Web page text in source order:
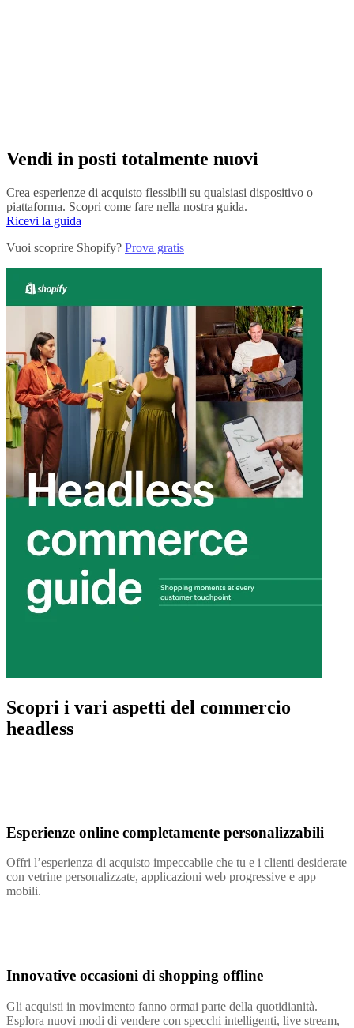
Vendi in posti totalmente nuovi
Crea esperienze di acquisto flessibili su qualsiasi dispositivo o
piattaforma. Scopri come fare nella nostra guida.
Ricevi la guida
Vuoi scoprire Shopify? Prova gratis
Scopri i vari aspetti del commercio
headless
Esperienze online completamente personalizzabili
Offri l’esperienza di acquisto impeccabile che tu e i clienti desiderate
con vetrine personalizzate, applicazioni web progressive e app
mobili.
Innovative occasioni di shopping offline
Gli acquisti in movimento fanno ormai parte della quotidianità.
Esplora nuovi modi di vendere con specchi intelligenti, live stream,